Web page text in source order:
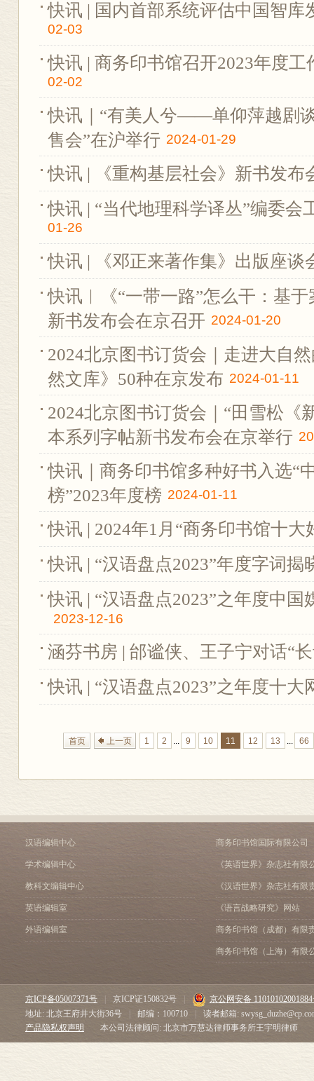
快讯 | 国内首部系统评估中国智库
02-03
快讯 | 商务印书馆召开2023年度工
02-02
快讯｜“有美人兮——单仰萍越剧
售会”在沪举行 2024-01-29
快讯 | 《重构基层社会》新书发布
快讯 | “当代地理科学译丛”编委会
01-26
快讯 | 《邓正来著作集》出版座谈
快讯︱《“一带一路”怎么干：基
新书发布会在京召开 2024-01-20
2024北京图书订货会｜走进大自
然文库》50种在京发布 2024-01-11
2024北京图书订货会｜“田雪松《
本系列字帖新书发布会在京举行
快讯｜商务印书馆多种好书入选“
榜”2023年度榜 2024-01-11
快讯 | 2024年1月“商务印书馆十大
快讯 | “汉语盘点2023”年度字词揭
快讯 | “汉语盘点2023”之年度中
2023-12-16
涵芬书房 | 邰谧侠、王子宁对话“
快讯 | “汉语盘点2023”之年度十大
首页 上一页 1 2 ... 9 10 11 12 13 ... 66
汉语编辑中心
学术编辑中心
教科文编辑中心
英语编辑室
外语编辑室
商务印书馆国际有限公司
《英语世界》杂志社有限
《汉语世界》杂志社有限
《语言战略研究》网站
商务印书馆（成都）有限
商务印书馆（上海）有限
京ICP备05007371号 京ICP证150832号
京公网安备
地址: 北京王府井大街36号
邮编：100710
读者邮箱:
产品隐私权声明
本公司法律顾问: 北京市万慧达律师事务所王宇明律师